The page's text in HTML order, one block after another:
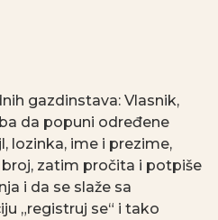
gazdinstava: Vlasnik,
da popuni određene
lozinka, ime i prezime,
zatim pročita i potpiše
i da se slaže sa
„registruj se“ i tako